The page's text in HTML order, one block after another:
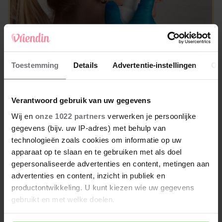
Toestemming Details Advertentie-instellingen
Verantwoord gebruik van uw gegevens
Wij en onze 1022 partners verwerken je persoonlijke
gegevens (bijv. uw IP-adres) met behulp van
technologieën zoals cookies om informatie op uw
apparaat op te slaan en te gebruiken met als doel
gepersonaliseerde advertenties en content, metingen aan
advertenties en content, inzicht in publiek en
productontwikkeling. U kunt kiezen wie uw gegevens
gebruikt en met welke doelen.
Feit of fabel: een piercing helpt tegen
migraineklachten
GEZOND & MOOI